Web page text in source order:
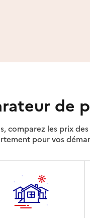
de
comparez les prix des
pour vos